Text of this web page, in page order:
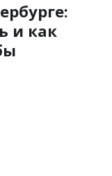
и как